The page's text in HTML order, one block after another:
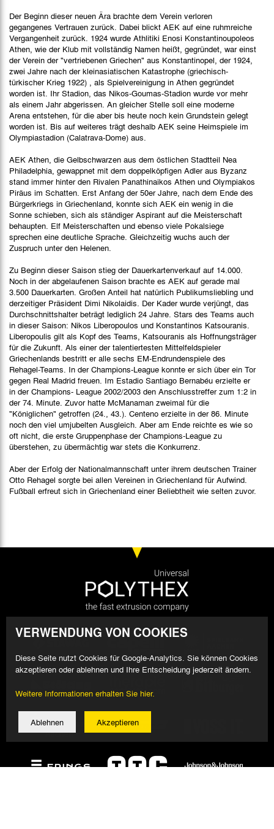
Der Beginn dieser neuen Ära brachte dem Verein verloren
gegangenes Vertrauen zurück. Dabei blickt AEK auf eine ruhmreiche
Vergangenheit zurück. 1924 wurde Athlitiki Enosi Konstantinoupoleos
Athen, wie der Klub mit vollständig Namen heißt, gegründet, war einst
der Verein der "vertriebenen Griechen" aus Konstantinopel, der 1924,
zwei Jahre nach der kleinasiatischen Katastrophe (griechisch-
türkischer Krieg 1922) , als Spielvereinigung in Athen gegründet
worden ist. Ihr Stadion, das Nikos-Goumas-Stadion wurde vor mehr
als einem Jahr abgerissen. An gleicher Stelle soll eine moderne
Arena entstehen, für die aber bis heute noch kein Grundstein gelegt
worden ist. Bis auf weiteres trägt deshalb AEK seine Heimspiele im
Olympiastadion (Calatrava-Dome) aus.
AEK Athen, die Gelbschwarzen aus dem östlichen Stadtteil Nea
Philadelphia, gewappnet mit dem doppelköpfigen Adler aus Byzanz
stand immer hinter den Rivalen Panathinaikos Athen und Olympiakos
Piräus im Schatten. Erst Anfang der 50er Jahre, nach dem Ende des
Bürgerkriegs in Griechenland, konnte sich AEK ein wenig in die
Sonne schieben, sich als ständiger Aspirant auf die Meisterschaft
behaupten. Elf Meisterschaften und ebenso viele Pokalsiege
sprechen eine deutliche Sprache. Gleichzeitig wuchs auch der
Zuspruch unter den Helenen.
Zu Beginn dieser Saison stieg der Dauerkartenverkauf auf 14.000.
Noch in der abgelaufenen Saison brachte es AEK auf gerade mal
3.500 Dauerkarten. Großen Anteil hat natürlich Publikumsliebling und
derzeitiger Präsident Dimi Nikolaidis. Der Kader wurde verjüngt, das
Durchschnittshalter beträgt lediglich 24 Jahre. Stars des Teams auch
in dieser Saison: Nikos Liberopoulos und Konstantinos Katsouranis.
Liberopoulis gilt als Kopf des Teams, Katsouranis als Hoffnungsträger
für die Zukunft. Als einer der talentiertesten Mittelfeldspieler
Griechenlands bestritt er alle sechs EM-Endrundenspiele des
Rehagel-Teams. In der Champions-League konnte er sich über ein Tor
gegen Real Madrid freuen. Im Estadio Santiago Bernabéu erzielte er
in der Champions- League 2002/2003 den Anschlusstreffer zum 1:2 in
der 74. Minute. Zuvor hatte McManaman zweimal für die
"Königlichen" getroffen (24., 43.). Centeno erzielte in der 86. Minute
noch den viel umjubelten Ausgleich. Aber am Ende reichte es wie so
oft nicht, die erste Gruppenphase der Champions-League zu
überstehen, zu übermächtig war stets die Konkurrenz.
Aber der Erfolg der Nationalmannschaft unter ihrem deutschen Trainer
Otto Rehagel sorgte bei allen Vereinen in Griechenland für Aufwind.
Fußball erfreut sich in Griechenland einer Beliebtheit wie selten zuvor.
VERWENDUNG VON COOKIES
Diese Seite nutzt Cookies für Google-Analytics. Sie können Cookies
akzeptieren oder ablehnen und Ihre Entscheidung jederzeit ändern.
Weitere Informationen erhalten Sie hier.
Ablehnen Akzeptieren